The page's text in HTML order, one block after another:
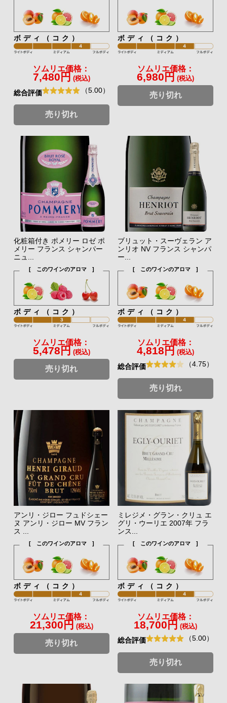
ボディ（コク）
ソムリエ価格：
7,480円 (税込)
総合評価 （5.00）
売り切れ
ボディ（コク）
ソムリエ価格：
6,980円 (税込)
売り切れ
化粧箱付き ポメリー ロゼ ポ
メリー フランス シャンパー
ニュ...
[ このワインのアロマ ]
ボディ（コク）
ソムリエ価格：
5,478円 (税込)
売り切れ
ブリュット・スーヴェラン ア
ンリオ NV フランス シャンパ
ー...
[ このワインのアロマ ]
ボディ（コク）
ソムリエ価格：
4,818円 (税込)
総合評価 （4.75）
売り切れ
アンリ・ジロー フュドシェー
ヌ アンリ・ジロー MV フラン
ス ...
[ このワインのアロマ ]
ボディ（コク）
ソムリエ価格：
21,300円 (税込)
売り切れ
ミレジメ・グラン・クリュ エ
グリ・ウーリエ 2007年 フラ
ンス...
[ このワインのアロマ ]
ボディ（コク）
ソムリエ価格：
18,700円 (税込)
総合評価 （5.00）
売り切れ